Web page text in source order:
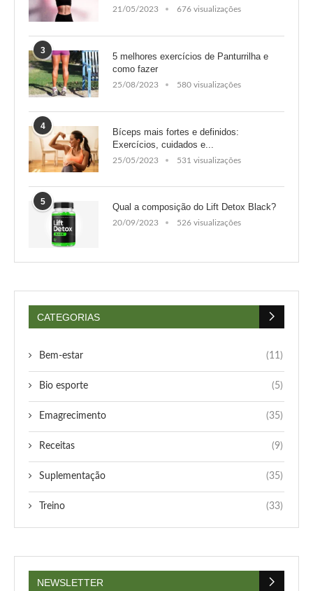
21/05/2023 676 visualizações
3
5 melhores exercícios de Panturrilha e
como fazer
25/08/2023 580 visualizações
4
Bíceps mais fortes e definidos:
Exercícios, cuidados e...
25/05/2023 531 visualizações
5
Qual a composição do Lift Detox Black?
20/09/2023 526 visualizações
CATEGORIAS
Bem-estar (11)
Bio esporte (5)
Emagrecimento (35)
Receitas (9)
Suplementação (35)
Treino (33)
NEWSLETTER